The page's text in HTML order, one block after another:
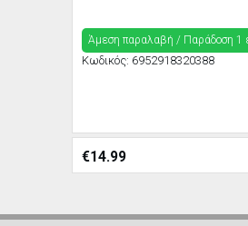
Άμεση παραλαβή / Παράδoση 1
Κωδικός: 6952918320388
€14.99